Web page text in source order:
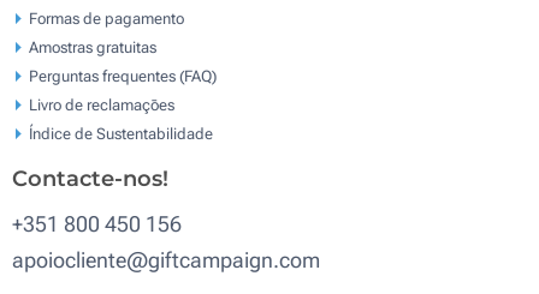
Formas de pagamento
Amostras gratuitas
Perguntas frequentes (FAQ)
Livro de reclamaçōes
Índice de Sustentabilidade
Contacte-nos!
+351 800 450 156
apoiocliente@giftcampaign.com